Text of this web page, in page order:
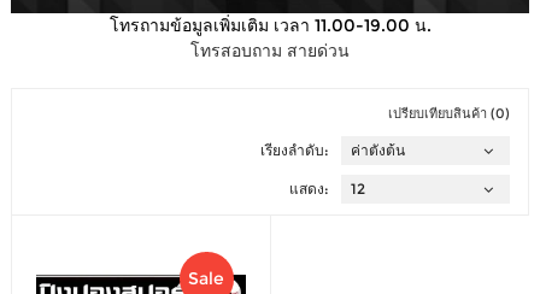
โทรถามข้อมูลเพิ่มเติม เวลา 11.00-19.00 น.
โทรสอบถาม สายด่วน
เปรียบเทียบสินค้า (0)
เรียงลำดับ:
แสดง:
Sale